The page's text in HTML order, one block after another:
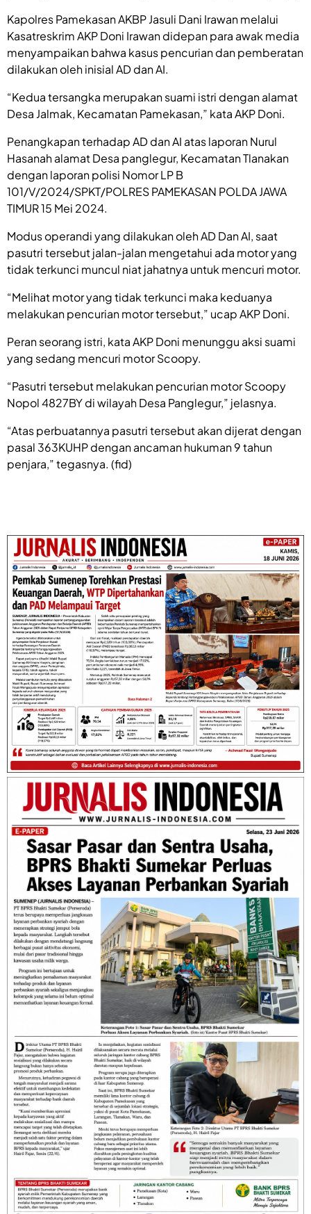
Kapolres Pamekasan AKBP Jasuli Dani Irawan melalui
Kasatreskrim AKP Doni Irawan didepan para awak media
menyampaikan bahwa kasus pencurian dan pemberatan
dilakukan oleh inisial AD dan AI.
“Kedua tersangka merupakan suami istri dengan alamat
Desa Jalmak, Kecamatan Pamekasan,” kata AKP Doni.
Penangkapan terhadap AD dan AI atas laporan Nurul
Hasanah alamat Desa panglegur, Kecamatan Tlanakan
dengan laporan polisi Nomor LP B
101/V/2024/SPKT/POLRES PAMEKASAN POLDA JAWA
TIMUR 15 Mei 2024.
Modus operandi yang dilakukan oleh AD Dan AI, saat
pasutri tersebut jalan-jalan mengetahui ada motor yang
tidak terkunci muncul niat jahatnya untuk mencuri motor.
“Melihat motor yang tidak terkunci maka keduanya
melakukan pencurian motor tersebut,” ucap AKP Doni.
Peran seorang istri, kata AKP Doni menunggu aksi suami
yang sedang mencuri motor Scoopy.
“Pasutri tersebut melakukan pencurian motor Scoopy
Nopol 4827BY di wilayah Desa Panglegur,” jelasnya.
“Atas perbuatannya pasutri tersebut akan dijerat dengan
pasal 363KUHP dengan ancaman hukuman 9 tahun
penjara,” tegasnya. (fid)